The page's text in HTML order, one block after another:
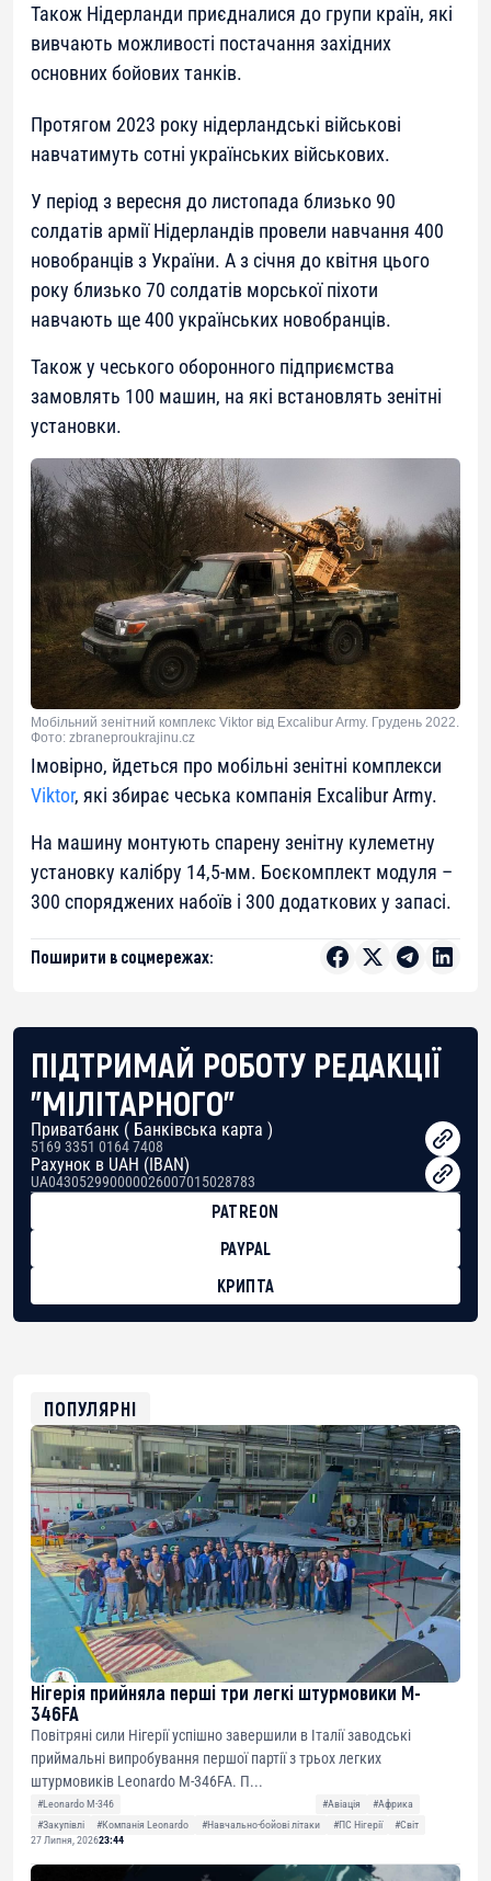
Також Нідерланди приєдналися до групи країн, які
вивчають можливості постачання західних
основних бойових танків.
Протягом 2023 року нідерландські військові
навчатимуть сотні українських військових.
У період з вересня до листопада близько 90
солдатів армії Нідерландів провели навчання 400
новобранців з України. А з січня до квітня цього
року близько 70 солдатів морської піхоти
навчають ще 400 українських новобранців.
Також у чеського оборонного підприємства
замовлять 100 машин, на які встановлять зенітні
установки.
Мобільний зенітний комплекс Viktor від Excalibur Army. Грудень 2022.
Фото: zbraneproukrajinu.cz
Імовірно, йдеться про мобільні зенітні комплекси
Viktor, які збирає чеська компанія Excalibur Army.
На машину монтують спарену зенітну кулеметну
установку калібру 14,5-мм. Боєкомплект модуля –
300 споряджених набоїв і 300 додаткових у запасі.
Поширити в соцмережах:
ПІДТРИМАЙ РОБОТУ РЕДАКЦІЇ
"МІЛІТАРНОГО"
Приватбанк ( Банківська карта )
5169 3351 0164 7408
Рахунок в UAH (IBAN)
UA043052990000026007015028783
PATREON
PAYPAL
КРИПТА
0xfD02863D3289416fcF50975c9DFda13623f97758
ПОПУЛЯРНІ
Нігерія прийняла перші три легкі штурмовики M-
346FA
Повітряні сили Нігерії успішно завершили в Італії заводські
приймальні випробування першої партії з трьох легких
штурмовиків Leonardo M-346FA. П...
#Leonardo M-346 #Авіація
#Африка
#Закупівлі
#Компанія Leonardo #Навчально-бойові літаки #ПС Нігерії
#Світ
27 Липня, 202623:44